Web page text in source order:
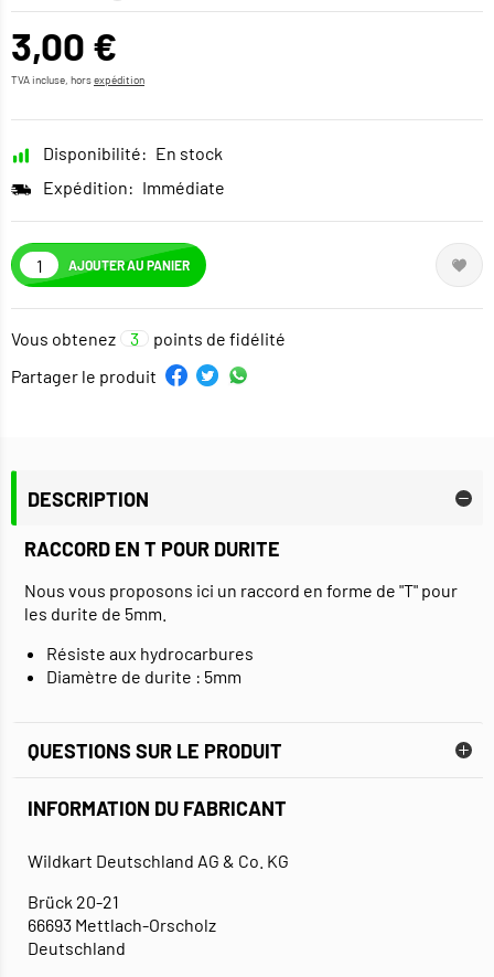
3,00 €
TVA incluse, horsexpédition
Disponibilité: En stock
Expédition: Immédiate
AJOUTER AU PANIER
Vous obtenez 3
points de fidélité
Partager le produit
DESCRIPTION
RACCORD EN T POUR DURITE
Nous vous proposons ici un raccord en forme de "T" pour
les durite de 5mm.
Résiste aux hydrocarbures
Diamètre de durite : 5mm
QUESTIONS SUR LE PRODUIT
INFORMATION DU FABRICANT
Wildkart Deutschland AG & Co. KG
Brück 20-21
66693 Mettlach-Orscholz
Deutschland